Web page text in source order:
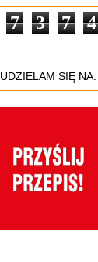
7 3 7 4
UDZIELAM SIĘ NA: